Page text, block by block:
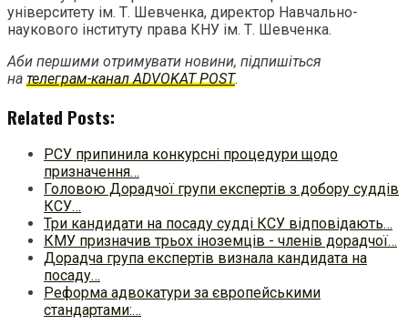
університету ім. Т. Шевченка, директор Навчально-
наукового інституту права КНУ ім. Т. Шевченка.
Аби першими отримувати новини, підпишіться
на телеграм-канал ADVOKAT POST.
Related Posts:
РСУ припинила конкурсні процедури щодо
призначення…
Головою Дорадчої групи експертів з добору суддів
КСУ…
Три кандидати на посаду судді КСУ відповідають…
КМУ призначив трьох іноземців - членів дорадчої…
Дорадча група експертів визнала кандидата на
посаду…
Реформа адвокатури за європейськими
стандартами:…